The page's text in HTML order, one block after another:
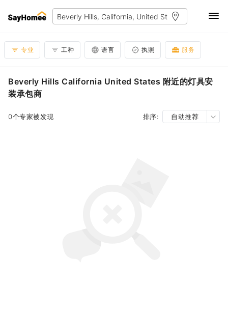
专业 工种 语言 执照 服务
Beverly Hills California United States 附近的灯具安
装承包商
0个专家被发现 排序: 自动推荐